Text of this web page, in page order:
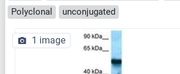
Polyclonal
unconjugated
1 image